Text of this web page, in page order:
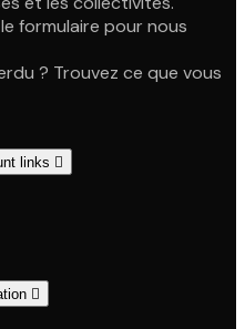
formulaire pour nous
? Trouvez ce que vous
links 
